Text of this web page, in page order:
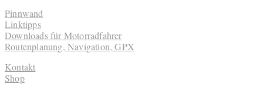
Pinnwand
Linktipps
Downloads für Motorradfahrer
Routenplanung, Navigation, GPX
Kontakt
Shop